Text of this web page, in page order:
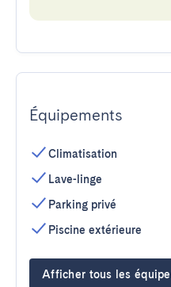
Équipements
Climatisation
Lave-linge
Parking privé
Piscine extérieure
Afficher tous les